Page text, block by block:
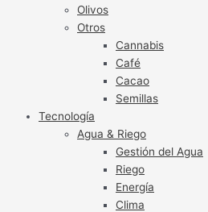
Olivos
Otros
Cannabis
Café
Cacao
Semillas
Tecnología
Agua & Riego
Gestión del Agua
Riego
Energía
Clima